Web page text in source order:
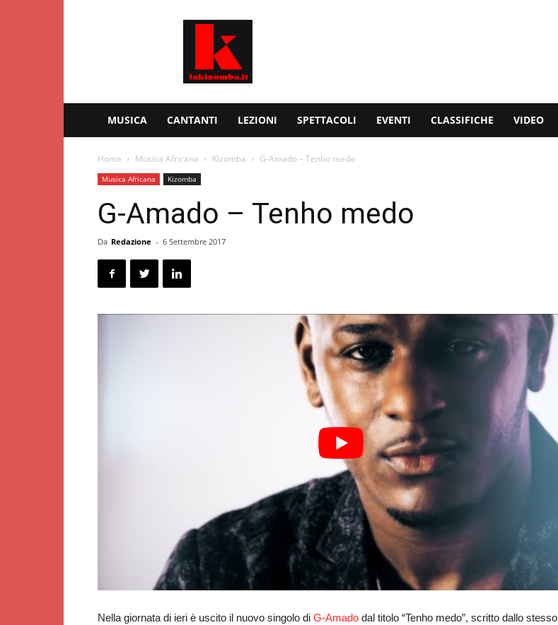
MUSICA CANTANTI LEZIONI SPETTACOLI EVENTI CLASSIFICHE VIDEO
Home Musica Africana Kizomba G-Amado – Tenho medo
Musica Africana Kizomba
G-Amado – Tenho medo
Da Redazione - 6 Settembre 2017
Nella giornata di ieri è uscito il nuovo singolo di G-Amado dal titolo “Tenho medo”, scritto dallo stesso